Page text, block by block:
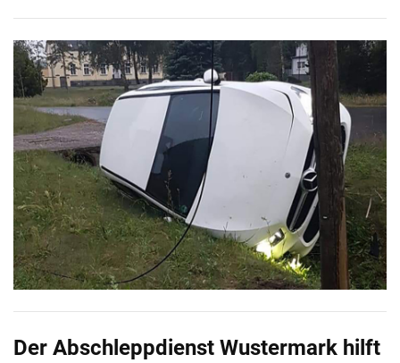
Der Abschleppdienst Wustermark hilft